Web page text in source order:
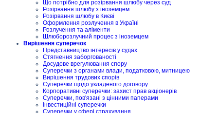
Що потрібно для розірвання шлюбу через суд
Розірвання шлюбу з іноземцем
Розірвання шлюбу в Києві
Оформлення розлучення в Україні
Розлучення та аліменти
Шлюборозлучний процес з іноземцем
Вирішення суперечок
Представництво інтересів у судах
Стягнення заборгованості
Досудове врегулювання спору
Суперечки з органами влади, податковою, митницею
Вирішення трудових спорів
Суперечки щодо укладеного договору
Корпоративні суперечки: захист прав акціонерів
Суперечки, пов'язані з цінними паперами
Інвестиційні суперечки